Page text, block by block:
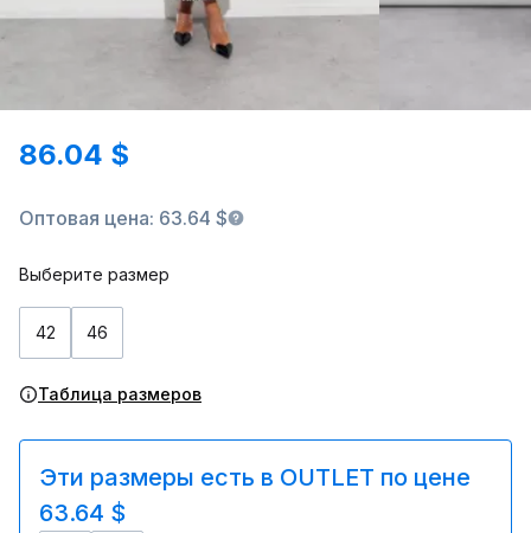
86.04 $
Оптовая цена: 63.64 $
Выберите размер
42 46
Таблица размеров
Эти размеры есть в OUTLET по цене
63.64 $